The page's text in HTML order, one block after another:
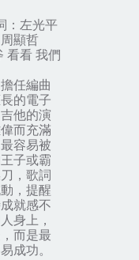
：左光平
顯哲
看看 我們
任編曲
的電子
他的演
而充滿
容易被
子或霸
，歌詞
，提醒
就感不
身上，
而是最
成功。